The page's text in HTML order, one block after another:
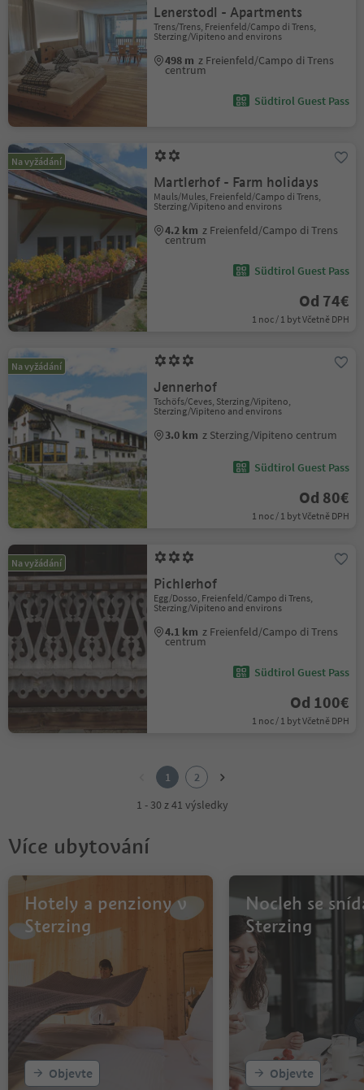
Lenerstodl - Apartments
Trens/Trens, Freienfeld/Campo di Trens,
Sterzing/Vipiteno and environs
498 m z Freienfeld/Campo di Trens
centrum
Südtirol Guest Pass
Na vyžádání
Martlerhof - Farm holidays
Mauls/Mules, Freienfeld/Campo di Trens,
Sterzing/Vipiteno and environs
4.2 km z Freienfeld/Campo di Trens
centrum
Südtirol Guest Pass
Od 74€
1 noc / 1 byt Včetně DPH
Na vyžádání
Jennerhof
Tschöfs/Ceves, Sterzing/Vipiteno,
Sterzing/Vipiteno and environs
3.0 km z Sterzing/Vipiteno centrum
Südtirol Guest Pass
Od 80€
1 noc / 1 byt Včetně DPH
Na vyžádání
Pichlerhof
Egg/Dosso, Freienfeld/Campo di Trens,
Sterzing/Vipiteno and environs
4.1 km z Freienfeld/Campo di Trens
centrum
Südtirol Guest Pass
Od 100€
1 noc / 1 byt Včetně DPH
1
2
1 - 30 z 41 výsledky
Více ubytování
Hotely a penziony v
Sterzing
Objevte
Nocleh se
Sterzing
Objevte